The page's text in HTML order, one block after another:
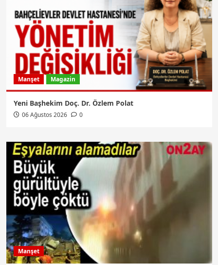
Manşet Magazin
Yeni Başhekim Doç. Dr. Özlem Polat
06 Ağustos 2026 0
Manşet